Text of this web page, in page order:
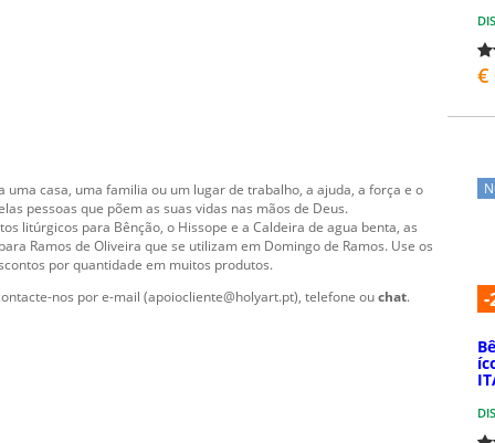
casa, uma familia ou um lugar de trabalho, a ajuda, a força e o
pessoas que põem as suas vidas nas mãos de Deus.
litúrgicos para Bênção, o Hissope e a Caldeira de agua benta, as
Ramos de Oliveira que se utilizam em Domingo de Ramos. Use os
por quantidade em muitos produtos.
nos por e-mail (apoiocliente@holyart.pt), telefone ouchat.
€
-